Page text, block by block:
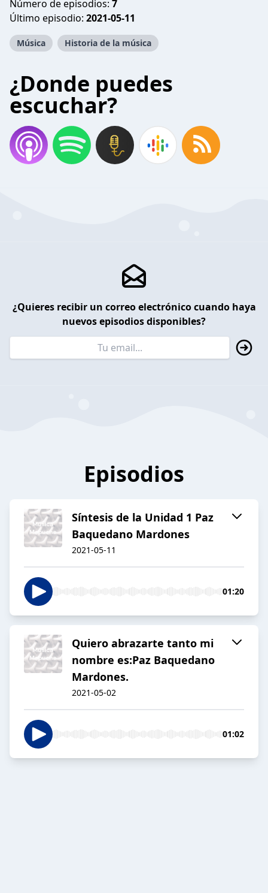
Número de episodios: 7
Último episodio: 2021-05-11
Música Historia de la música
¿Donde puedes
escuchar?
¿Quieres recibir un correo electrónico cuando haya
nuevos episodios disponibles?
Episodios
Síntesis de la Unidad 1 Paz
Baquedano Mardones
2021-05-11
01:20
Quiero abrazarte tanto mi
nombre es:Paz Baquedano
Mardones.
2021-05-02
01:02